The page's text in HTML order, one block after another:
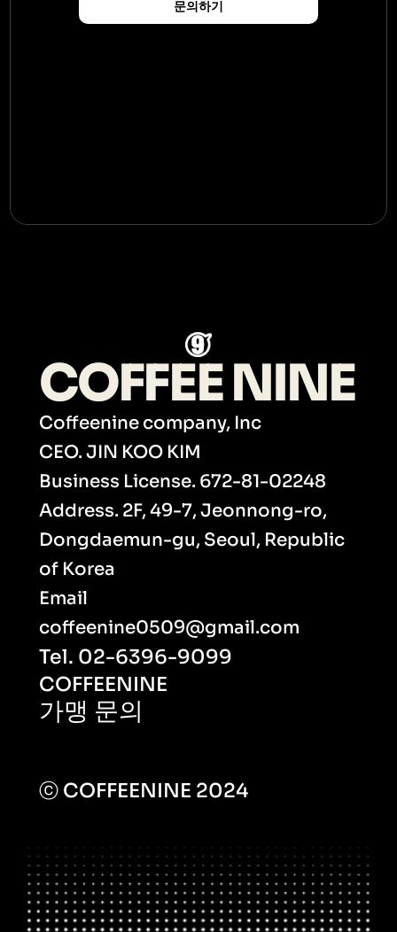
문의하기
COFFEE NINE
COFFEENINE
가맹 문의
ⓒ COFFEENINE 2024
Coffeenine company, Inc
CEO. JIN KOO KIM
Business License. 672-81-02248
Address. 2F, 49-7, Jeonnong-ro,
Dongdaemun-gu, Seoul, Republic
of Korea
Email
coffeenine0509@gmail.com
Tel. 02-6396-9099